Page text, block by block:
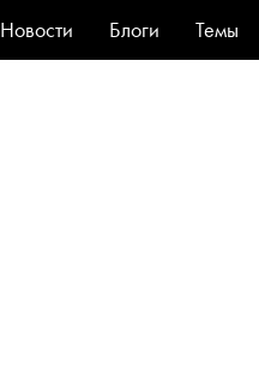
Новости Блоги Темы
Стиль